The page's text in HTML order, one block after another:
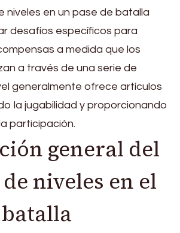
niveles en un pase de batalla
desafíos específicos para
a medida que los
a través de una serie de
generalmente ofrece artículos
la jugabilidad y proporcionando
participación.
general del
niveles en el